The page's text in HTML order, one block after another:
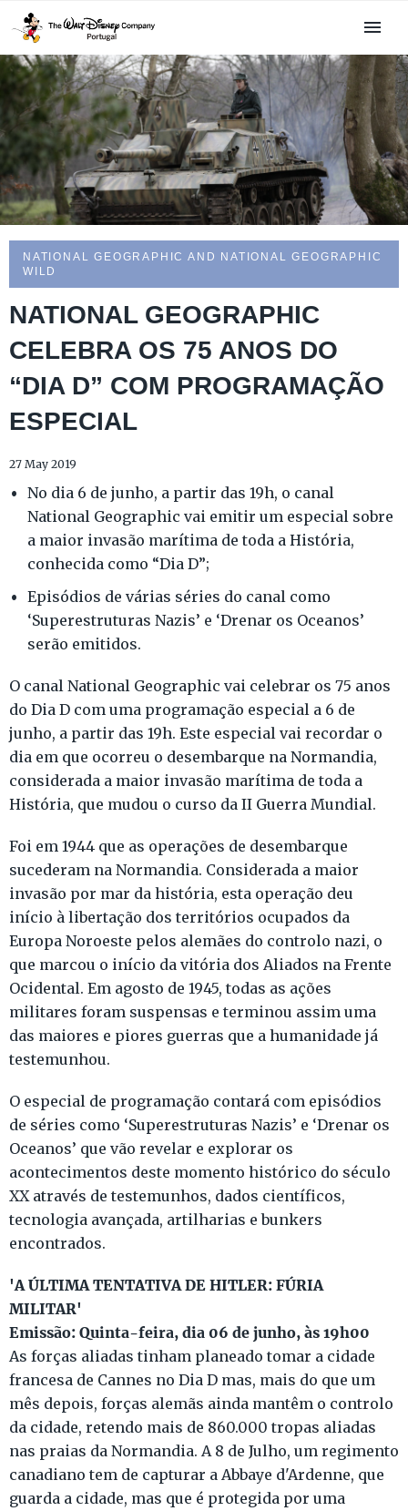
NATIONAL GEOGRAPHIC AND NATIONAL GEOGRAPHIC
WILD
NATIONAL GEOGRAPHIC
CELEBRA OS 75 ANOS DO
“DIA D” COM PROGRAMAÇÃO
ESPECIAL
27 May 2019
No dia 6 de junho, a partir das 19h, o canal
National Geographic vai emitir um especial sobre
a maior invasão marítima de toda a História,
conhecida como “Dia D”;
Episódios de várias séries do canal como
‘Superestruturas Nazis’ e ‘Drenar os Oceanos’
serão emitidos.
O canal National Geographic vai celebrar os 75 anos
do Dia D com uma programação especial a 6 de
junho, a partir das 19h. Este especial vai recordar o
dia em que ocorreu o desembarque na Normandia,
considerada a maior invasão marítima de toda a
História, que mudou o curso da II Guerra Mundial.
Foi em 1944 que as operações de desembarque
sucederam na Normandia. Considerada a maior
invasão por mar da história, esta operação deu
início à libertação dos territórios ocupados da
Europa Noroeste pelos alemães do controlo nazi, o
que marcou o início da vitória dos Aliados na Frente
Ocidental. Em agosto de 1945, todas as ações
militares foram suspensas e terminou assim uma
das maiores e piores guerras que a humanidade já
testemunhou.
O especial de programação contará com episódios
de séries como ‘Superestruturas Nazis’ e ‘Drenar os
Oceanos’ que vão revelar e explorar os
acontecimentos deste momento histórico do século
XX através de testemunhos, dados científicos,
tecnologia avançada, artilharias e bunkers
encontrados.
'A ÚLTIMA TENTATIVA DE HITLER: FÚRIA
MILITAR'
Emissão: Quinta-feira, dia 06 de junho, às 19h00
As forças aliadas tinham planeado tomar a cidade
francesa de Cannes no Dia D mas, mais do que um
mês depois, forças alemãs ainda mantêm o controlo
da cidade, retendo mais de 860.000 tropas aliadas
nas praias da Normandia. A 8 de Julho, um regimento
canadiano tem de capturar a Abbaye d'Ardenne, que
guarda a cidade, mas que é protegida por uma